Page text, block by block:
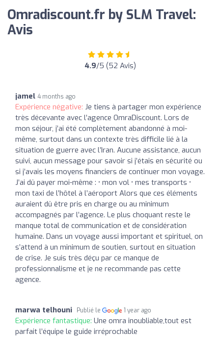
Omradiscount.fr by SLM Travel:
Avis
4.9/5 (52 Avis)
jamel 4 months ago
Expérience négative: Je tiens à partager mon expérience
très décevante avec l’agence OmraDiscount. Lors de
mon séjour, j’ai été complètement abandonné à moi-
même, surtout dans un contexte très difficile lié à la
situation de guerre avec l’Iran. Aucune assistance, aucun
suivi, aucun message pour savoir si j’étais en sécurité ou
si j’avais les moyens financiers de continuer mon voyage.
J’ai dû payer moi-même : • mon vol • mes transports •
mon taxi de l’hôtel à l’aéroport Alors que ces éléments
auraient dû être pris en charge ou au minimum
accompagnés par l’agence. Le plus choquant reste le
manque total de communication et de considération
humaine. Dans un voyage aussi important et spirituel, on
s’attend à un minimum de soutien, surtout en situation
de crise. Je suis très déçu par ce manque de
professionnalisme et je ne recommande pas cette
agence.
marwa telhouni Publié le 1 year ago
Expérience fantastique: Une omra inoubliable,tout est
parfait l’équipe le guide irréprochable